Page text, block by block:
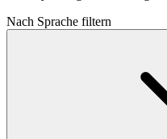
Nach Sprache filtern